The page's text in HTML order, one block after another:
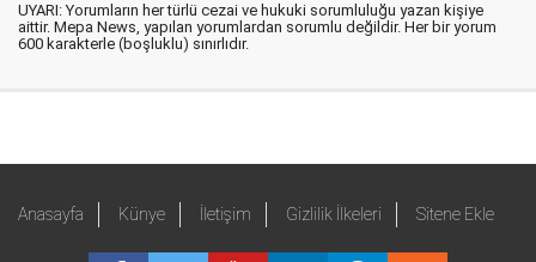
UYARI: Yorumların her türlü cezai ve hukuki sorumluluğu yazan kişiye
aittir. Mepa News, yapılan yorumlardan sorumlu değildir. Her bir yorum
600 karakterle (boşluklu) sınırlıdır.
Anasayfa Künye İletişim Gizlilik İlkeleri Sitene Ekle